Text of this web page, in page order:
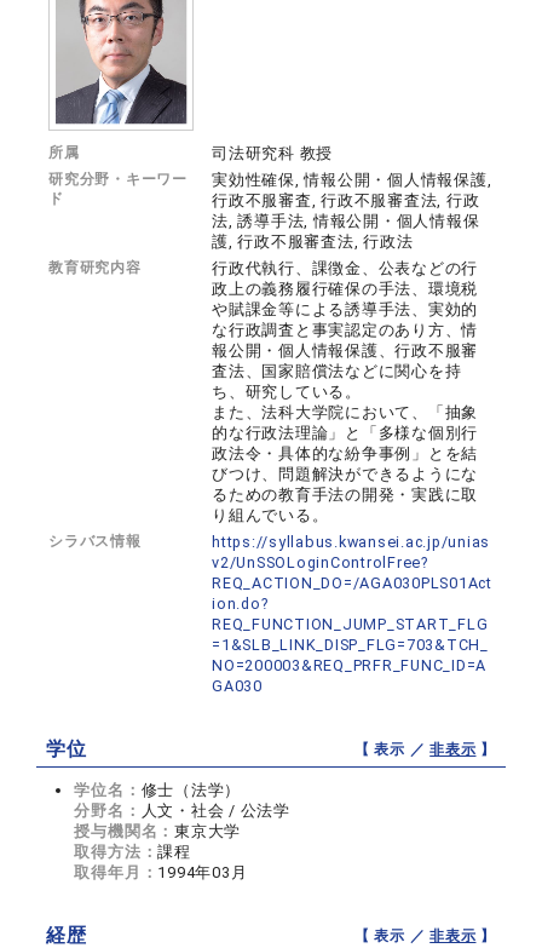
所属 司法研究科 教授
研究分野・キーワー
ド
実効性確保, 情報公開・個人情報保護,
行政不服審査, 行政不服審査法, 行政
法, 誘導手法, 情報公開・個人情報保
護, 行政不服審査法, 行政法
教育研究内容
行政代執行、課徴金、公表などの行
政上の義務履行確保の手法、環境税
や賦課金等による誘導手法、実効的
な行政調査と事実認定のあり方、情
報公開・個人情報保護、行政不服審
査法、国家賠償法などに関心を持
ち、研究している。
また、法科大学院において、「抽象
的な行政法理論」と「多様な個別行
政法令・具体的な紛争事例」とを結
びつけ、問題解決ができるようにな
るための教育手法の開発・実践に取
り組んでいる。
シラバス情報
https://syllabus.kwansei.ac.jp/unias
v2/UnSSOLoginControlFree?
REQ_ACTION_DO=/AGA030PLS01Act
ion.do?
REQ_FUNCTION_JUMP_START_FLG
=1&SLB_LINK_DISP_FLG=703&TCH_
NO=200003&REQ_PRFR_FUNC_ID=A
GA030
学位 【 表示 ／非表示 】
学位名： 修士（法学）
分野名： 人文・社会 / 公法学
授与機関名：東京大学
取得方法：課程
取得年月： 1994年03月
経歴 【 表示 ／非表示 】